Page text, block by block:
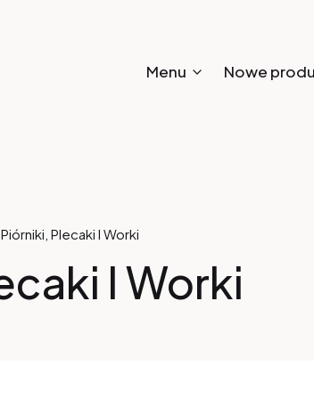
Menu Nowe
Piórniki, Plecaki I Worki
I Worki